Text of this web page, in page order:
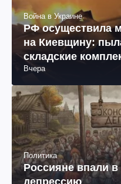
Вчера
Война в Украине
РФ осуществила
на Киевщину:
складские
раненых (фото,
Вчера